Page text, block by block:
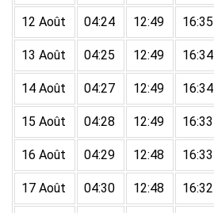
12 Août 04:24 12:49 16:35
13 Août 04:25 12:49 16:34
14 Août 04:27 12:49 16:34
15 Août 04:28 12:49 16:33
16 Août 04:29 12:48 16:33
17 Août 04:30 12:48 16:32